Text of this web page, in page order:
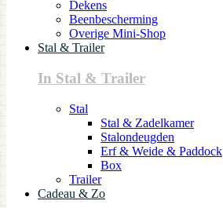
Dekens
Beenbescherming
Overige Mini-Shop
Stal & Trailer
In Stal & Trailer
Stal
Stal & Zadelkamer
Stalondeugden
Erf & Weide & Paddock
Box
Trailer
Cadeau & Zo